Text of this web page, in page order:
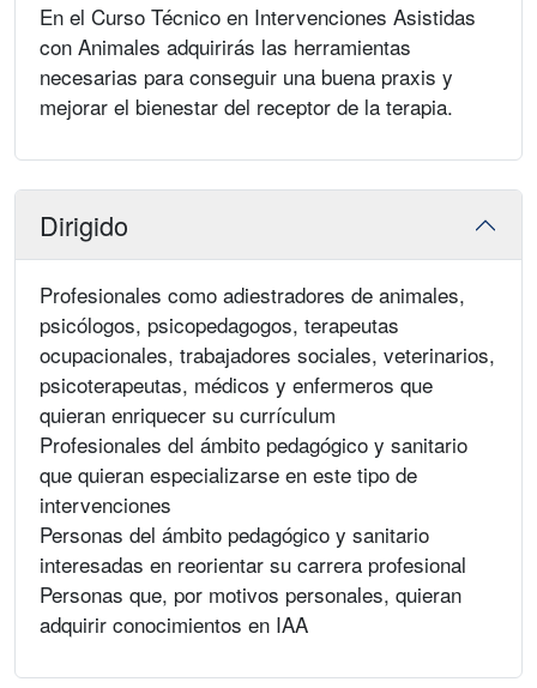
En el Curso Técnico en Intervenciones Asistidas
con Animales adquirirás las herramientas
necesarias para conseguir una buena praxis y
mejorar el bienestar del receptor de la terapia.
Dirigido
Profesionales como adiestradores de animales,
psicólogos, psicopedagogos, terapeutas
ocupacionales, trabajadores sociales, veterinarios,
psicoterapeutas, médicos y enfermeros que
quieran enriquecer su currículum
Profesionales del ámbito pedagógico y sanitario
que quieran especializarse en este tipo de
intervenciones
Personas del ámbito pedagógico y sanitario
interesadas en reorientar su carrera profesional
Personas que, por motivos personales, quieran
adquirir conocimientos en IAA